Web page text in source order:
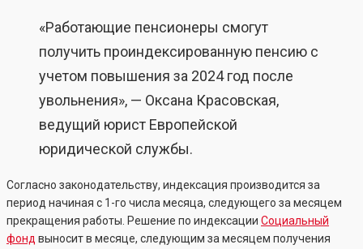
«Работающие пенсионеры смогут
получить проиндексированную пенсию с
учетом повышения за 2024 год после
увольнения», — Оксана Красовская,
ведущий юрист Европейской
юридической службы.
Согласно законодательству, индексация производится за
период начиная с 1-го числа месяца, следующего за месяцем
прекращения работы. Решение по индексации Социальный
фонд выносит в месяце, следующим за месяцем получения